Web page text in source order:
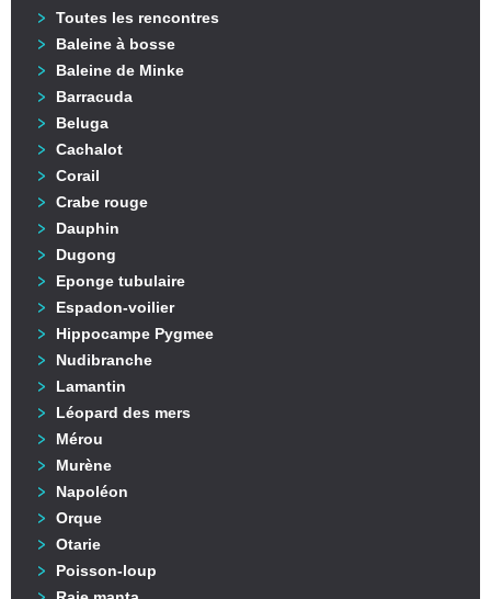
Toutes les rencontres
Baleine à bosse
Baleine de Minke
Barracuda
Beluga
Cachalot
Corail
Crabe rouge
Dauphin
Dugong
Eponge tubulaire
Espadon-voilier
Hippocampe Pygmee
Nudibranche
Lamantin
Léopard des mers
Mérou
Murène
Napoléon
Orque
Otarie
Poisson-loup